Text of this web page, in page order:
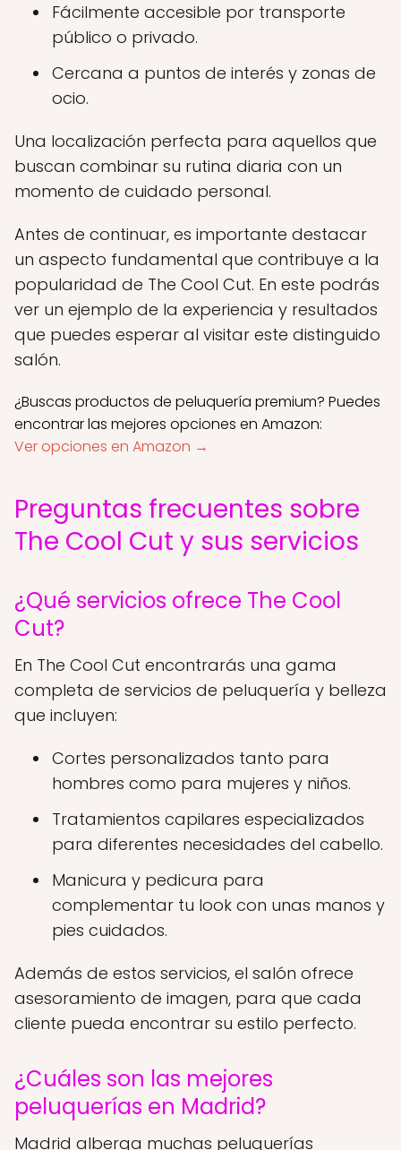
Fácilmente accesible por transporte
público o privado.
Cercana a puntos de interés y zonas de
ocio.
Una localización perfecta para aquellos que
buscan combinar su rutina diaria con un
momento de cuidado personal.
Antes de continuar, es importante destacar
un aspecto fundamental que contribuye a la
popularidad de The Cool Cut. En este podrás
ver un ejemplo de la experiencia y resultados
que puedes esperar al visitar este distinguido
salón.
¿Buscas productos de peluquería premium? Puedes
encontrar las mejores opciones en Amazon:
Ver opciones en Amazon →
Preguntas frecuentes sobre
The Cool Cut y sus servicios
¿Qué servicios ofrece The Cool
Cut?
En The Cool Cut encontrarás una gama
completa de servicios de peluquería y belleza
que incluyen:
Cortes personalizados tanto para
hombres como para mujeres y niños.
Tratamientos capilares especializados
para diferentes necesidades del cabello.
Manicura y pedicura para
complementar tu look con unas manos y
pies cuidados.
Además de estos servicios, el salón ofrece
asesoramiento de imagen, para que cada
cliente pueda encontrar su estilo perfecto.
¿Cuáles son las mejores
peluquerías en Madrid?
Madrid alberga muchas peluquerías